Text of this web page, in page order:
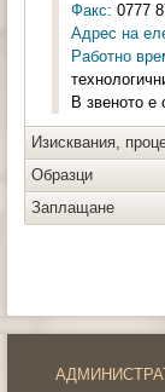
Факс: 0777
Адрес на
Работно
В звеното е
Изисквания,
Образци
Заплащане